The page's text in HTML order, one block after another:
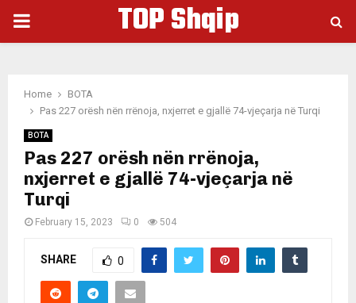
PRIMARY
TOP Shqip
Home
BOTA
Pas 227 orësh nën rrënoja, nxjerret e gjallë 74-vjeçarja në Turqi
BOTA
Pas 227 orësh nën rrënoja,
nxjerret e gjallë 74-vjeçarja në
Turqi
February 15, 2023 0 504
SHARE 0